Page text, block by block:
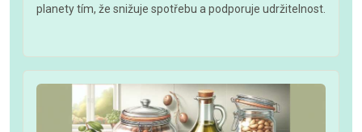
planety tím, že snižuje spotřebu a podporuje udržitelnost.